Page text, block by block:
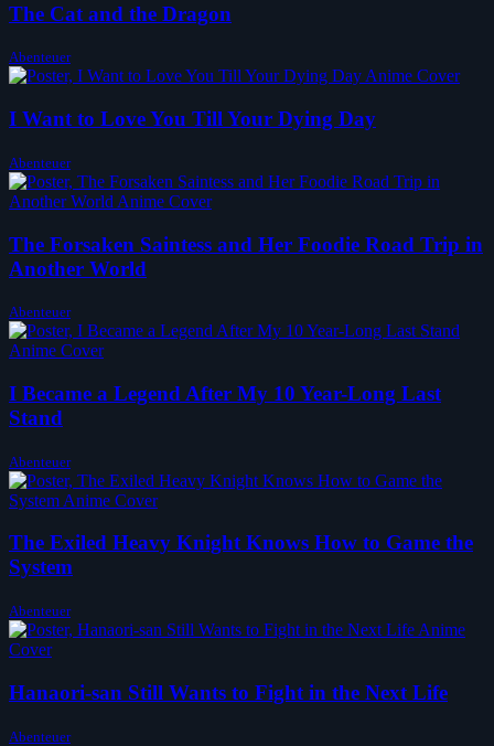
The Cat and the Dragon
Abenteuer
I Want to Love You Till Your Dying Day
Abenteuer
The Forsaken Saintess and Her Foodie Road Trip in
Another World
Abenteuer
I Became a Legend After My 10 Year-Long Last
Stand
Abenteuer
The Exiled Heavy Knight Knows How to Game the
System
Abenteuer
Hanaori-san Still Wants to Fight in the Next Life
Abenteuer